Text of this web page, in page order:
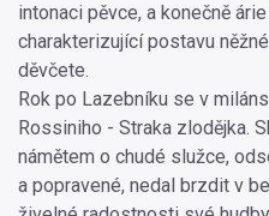
intonaci pěvce, a konečně
charakterizující postavu
děvčete.
Rok po Lazebníku se v
Rossiniho - Straka zlodějka.
námětem o chudé služce,
a popravené, nedal brzdit v